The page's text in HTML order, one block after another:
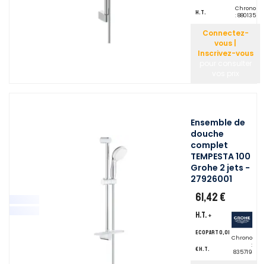
H.T.
Chrono
: 880135
Connectez-
vous |
Inscrivez-vous
Ensemble de
douche
complet
TEMPESTA 100
Grohe 2 jets -
27926001
61,42 €
H.T. +
ecopart 0,01
€ H.T.
Chrono
:
835719